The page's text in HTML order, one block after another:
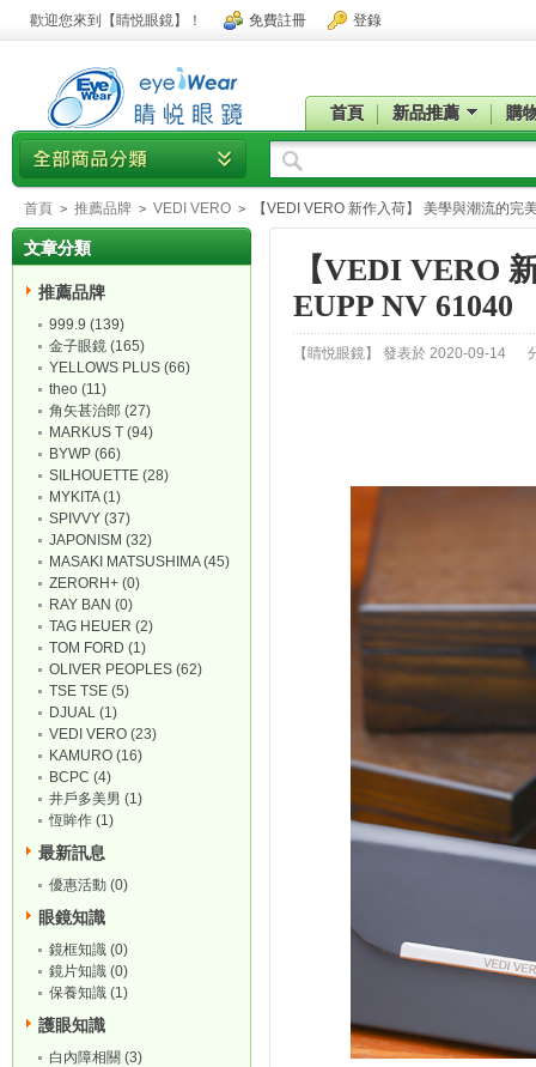
歡迎您來到【睛悦眼鏡】！ 免費註冊 登錄
首頁 新品推薦 購
首頁 > 推薦品牌 > VEDI VERO > 【VEDI VERO 新作入荷】 美學與潮流的完
【VEDI VERO
EUPP NV 61040
【睛悦眼鏡】 發表於 2020-09-14
文章分類
推薦品牌
999.9 (139)
金子眼鏡 (165)
YELLOWS PLUS (66)
theo (11)
角矢甚治郎 (27)
MARKUS T (94)
BYWP (66)
SILHOUETTE (28)
MYKITA (1)
SPIVVY (37)
JAPONISM (32)
MASAKI MATSUSHIMA (45)
ZERORH+ (0)
RAY BAN (0)
TAG HEUER (2)
TOM FORD (1)
OLIVER PEOPLES (62)
TSE TSE (5)
DJUAL (1)
VEDI VERO (23)
KAMURO (16)
BCPC (4)
井戶多美男 (1)
恆眸作 (1)
最新訊息
優惠活動 (0)
眼鏡知識
鏡框知識 (0)
鏡片知識 (0)
保養知識 (1)
護眼知識
白內障相關 (3)